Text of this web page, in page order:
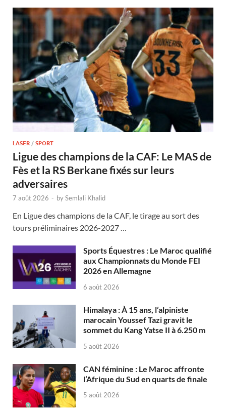
LASER / SPORT
Ligue des champions de la CAF: Le MAS de
Fès et la RS Berkane fixés sur leurs
adversaires
7 août 2026 - bySemlali Khalid
En Ligue des champions de la CAF, le tirage au sort des
tours préliminaires 2026-2027 …
Sports Équestres : Le Maroc qualifié
aux Championnats du Monde FEI
2026 en Allemagne
6 août 2026
Himalaya : À 15 ans, l’alpiniste
marocain Youssef Tazi gravit le
sommet du Kang Yatse II à 6.250 m
5 août 2026
CAN féminine : Le Maroc affronte
l’Afrique du Sud en quarts de finale
5 août 2026